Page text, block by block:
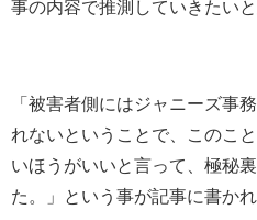
事の内容で推測していきたいと
「被害者側にはジャニーズ事
れないということで、このこ
いほうがいいと言って、極秘
た。」という事が記事に書かれ